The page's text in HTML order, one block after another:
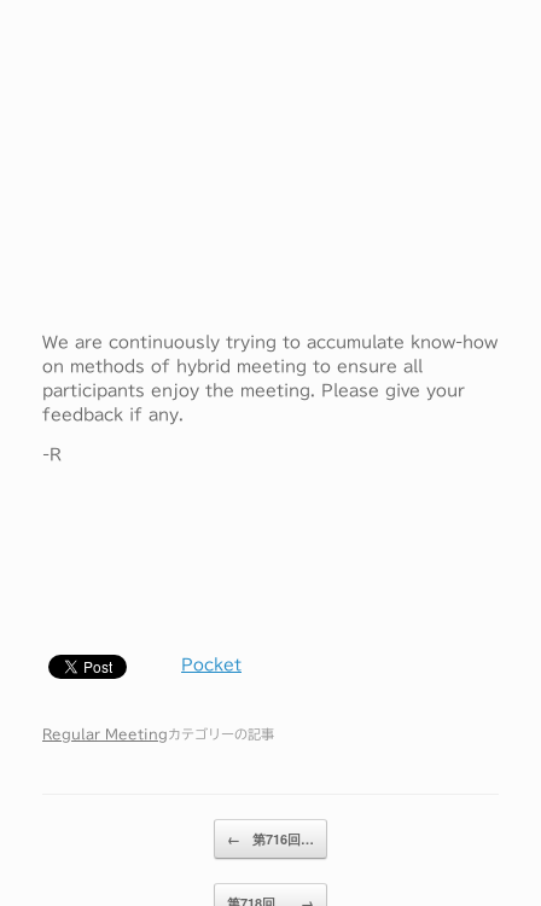
We are continuously trying to accumulate know-how
on methods of hybrid meeting to ensure all
participants enjoy the meeting. Please give your
feedback if any.
-R
Pocket
Regular Meetingカテゴリーの記事
← 第716回…